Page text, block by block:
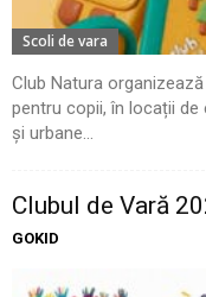
Scoli de vara
Club Natura
pentru copii, în locații
și urbane...
Clubul de Vară
GOKID